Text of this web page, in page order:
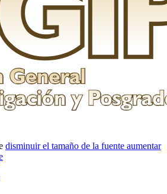
disminuir el tamaño de la fuente aumentar